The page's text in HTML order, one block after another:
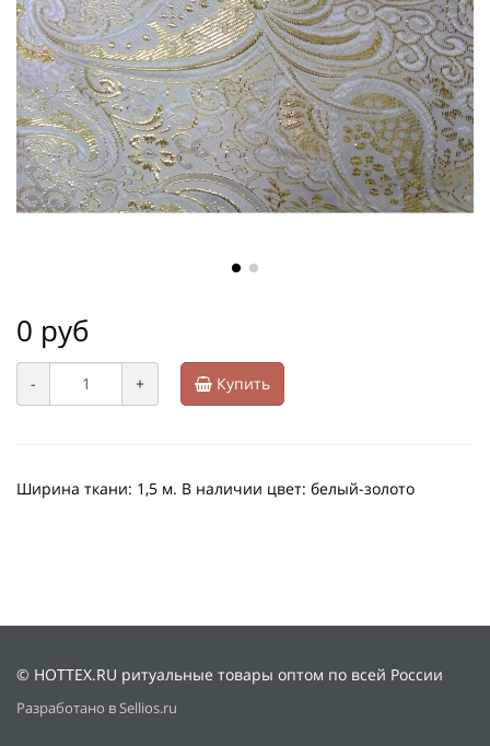
0 руб
- + Купить
Ширина ткани: 1,5 м. В наличии цвет: белый-золото
© HOTTEX.RU ритуальные товары оптом по всей России
Разработано в Sellios.ru